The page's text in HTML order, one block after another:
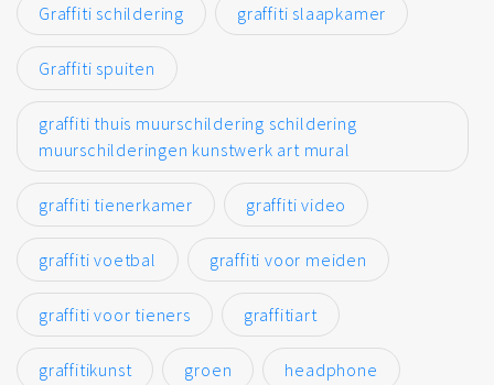
Graffiti schildering graffiti slaapkamer
Graffiti spuiten
graffiti thuis muurschildering schildering
muurschilderingen kunstwerk art mural
graffiti tienerkamer graffiti video
graffiti voetbal graffiti voor meiden
graffiti voor tieners graffitiart
graffitikunst groen headphone